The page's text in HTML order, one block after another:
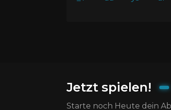
Jetzt spielen!
Starte noch Heute dein